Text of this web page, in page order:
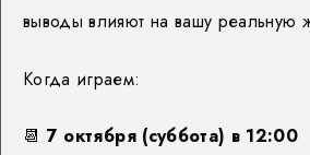
выводы влияют на вашу реальную
Когда играем:
📆 7 октября (суббота) в 12:00